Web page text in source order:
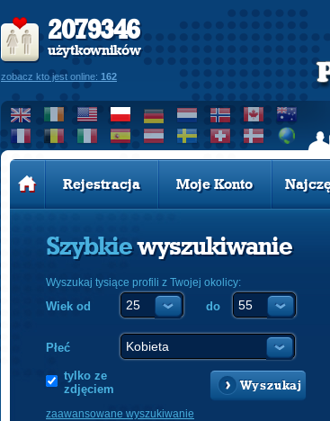
2079346
użytkowników
zobacz kto jest online: 162
Rejestracja Moje Konto
Szybkiewyszukiwanie
Wyszukaj tysiące profili z Twojej okolicy:
Wiek od do
Płeć
tylko ze
zdjęciem
Wyszukaj
zaawansowane wyszukiwanie